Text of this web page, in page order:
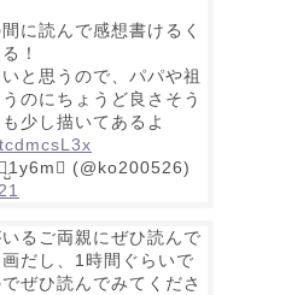
に読んで感想書けるく
！
と思うので、パパや祖
のにちょうど良さそう
少し描いてあるよ
(@ko200526)
るご両親にぜひ読んで
だし、1時間ぐらいで
ぜひ読んでみてくださ